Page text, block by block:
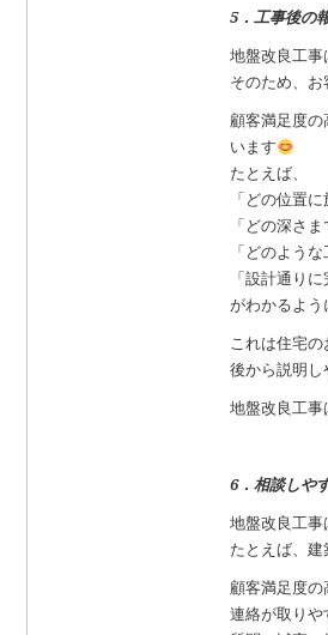
5．工事後の
地盤改良工事
そのため、お
顧客満足度
います
たとえば、
「どの位置
「どの深さ
「どのよう
「設計通り
がわかるよう
これは住宅
後から説明
地盤改良工事
6．相談しや
地盤改良工事
たとえば、
顧客満足度
連絡が取りや